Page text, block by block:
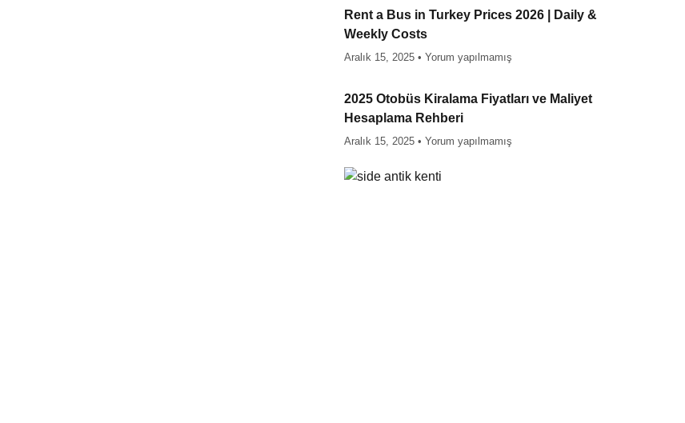
Rent a Bus in Turkey Prices 2026 | Daily &
Weekly Costs
Aralık 15, 2025 Yorum yapılmamış
2025 Otobüs Kiralama Fiyatları ve Maliyet
Hesaplama Rehberi
Aralık 15, 2025 Yorum yapılmamış